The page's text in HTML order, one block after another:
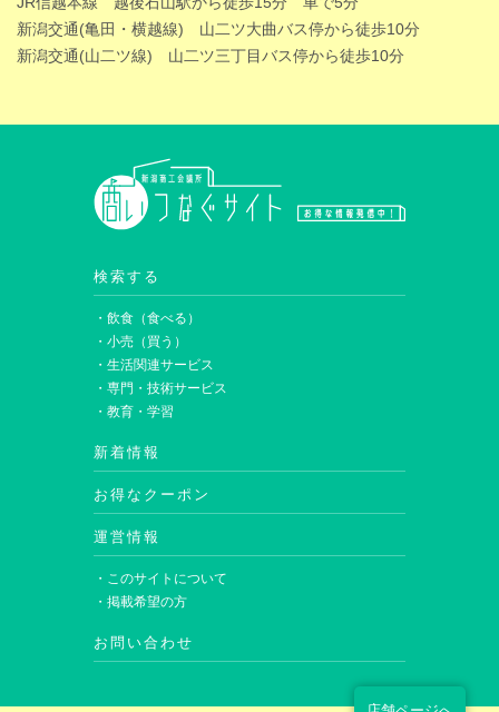
新潟交通(亀田・横越線) 山二ツ大曲バス停から徒歩10分
新潟交通(山二ツ線) 山二ツ三丁目バス停から徒歩10分
検索する
・飲食（食べる）
・小売（買う）
・生活関連サービス
・専門・技術サービス
・教育・学習
新着情報
お得なクーポン
運営情報
・このサイトについて
・掲載希望の方
お問い合わせ